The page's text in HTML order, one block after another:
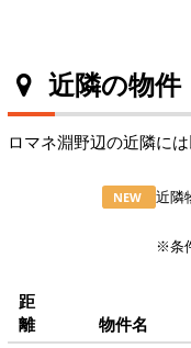
近隣の物件
ロマネ淵野辺の近隣に
NEW
近隣
※条
距
離
物件名